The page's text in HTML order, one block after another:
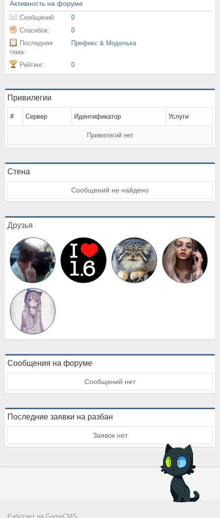
Активность на форуме
Сообщений:
0
Спасибок:
0
Последняя
тема:
Префикс & Моделька
Рейтинг: 0
Привилегии
# Сервер Идентификатор Услуги
Привилегий нет
Стена
Сообщений не найдено
Друзья
Сообщения на форуме
Сообщений нет
Последние заявки на разбан
Заявок нет
Работает на GameCMS